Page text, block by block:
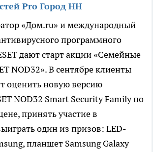
Pro Город НН
«Дом.ru» и международный
программного
дают старт акции «Семейные
NOD32». В сентябре клиенты
оценить новую версию
NOD32 Smart Security Family по
принять участие в
один из призов: LED-
планшет Samsung Galaxy